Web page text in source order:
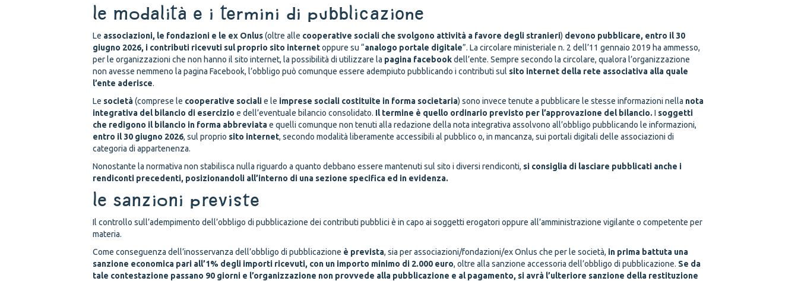
Le modalità e i termini di pubblicazione
Le associazioni, le fondazioni e le ex Onlus(oltre alle cooperative sociali che svolgono attività a favore degli stranieri) devono pubblicare, entro il 30
giugno 2026, i contributi ricevuti sul proprio sito internetoppure su “analogo portale digitale”. La circolare ministeriale n. 2 dell’11 gennaio 2019 ha ammesso,
per le organizzazioni che non hanno il sito internet, la possibilità di utilizzare la pagina facebookdell’ente. Sempre secondo la circolare, qualora l’organizzazione
non avesse nemmeno la pagina Facebook, l’obbligo può comunque essere adempiuto pubblicando i contributi sul sito internet della rete associativa alla quale
l’ente aderisce.
Le società(comprese le cooperative socialie le imprese sociali costituite in forma societaria) sono invece tenute a pubblicare le stesse informazioni nella nota
integrativa del bilancio di esercizio e dell’eventuale bilancio consolidato. Il termine è quello ordinario previsto per l’approvazione del bilancio. I soggetti
che redigono il bilancio in forma abbreviatae quelli comunque non tenuti alla redazione della nota integrativa assolvono all’obbligo pubblicando le informazioni,
entro il 30 giugno 2026, sul proprio sito internet, secondo modalità liberamente accessibili al pubblico o, in mancanza, sui portali digitali delle associazioni di
categoria di appartenenza.
Nonostante la normativa non stabilisca nulla riguardo a quanto debbano essere mantenuti sul sito i diversi rendiconti, si consiglia di lasciare pubblicati anche i
rendiconti precedenti, posizionandoli all’interno di una sezione specifica ed in evidenza.
Le sanzioni previste
Il controllo sull’adempimento dell’obbligo di pubblicazione dei contributi pubblici è in capo ai soggetti erogatori oppure all’amministrazione vigilante o competente per
materia.
Come conseguenza dell’inosservanza dell’obbligo di pubblicazione è prevista, sia per associazioni/fondazioni/ex Onlus che per le società, in prima battuta una
sanzione economica pari all’1% degli importi ricevuti, con un importo minimo di 2.000 euro, oltre alla sanzione accessoria dell’obbligo di pubblicazione. Se da
tale contestazione passano 90 giorni e l’organizzazione non provvede alla pubblicazione e al pagamento, si avrà l’ulteriore sanzione della restituzione